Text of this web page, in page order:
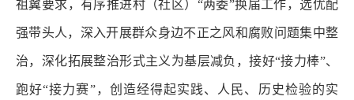
祖翼要求，有序推进村（社区）“两委”换届工作，选优配
强带头人，深入开展群众身边不正之风和腐败问题集中整
治，深化拓展整治形式主义为基层减负，接好“接力棒”、
跑好“接力赛”，创造经得起实践、人民、历史检验的实